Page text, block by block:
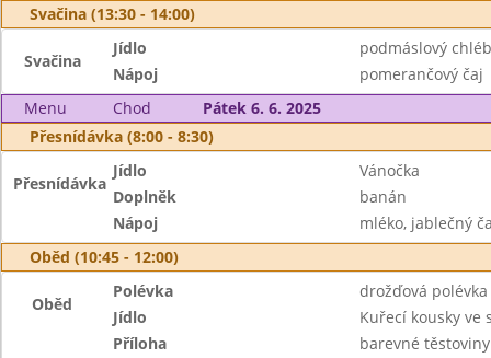
Svačina (13:30 - 14:00)
Svačina
Jídlo
podmáslový
Nápoj
pomerančový čaj
Menu
Chod
Pátek 6. 6. 2025
Přesnídávka (8:00 - 8:30)
Přesnídávka
Jídlo
Vánočka
Doplněk
banán
Nápoj
mléko, jablečný
Oběd (10:45 - 12:00)
Oběd
Polévka
drožďová
Jídlo
Kuřecí kousky ve
Příloha
barevné těstoviny